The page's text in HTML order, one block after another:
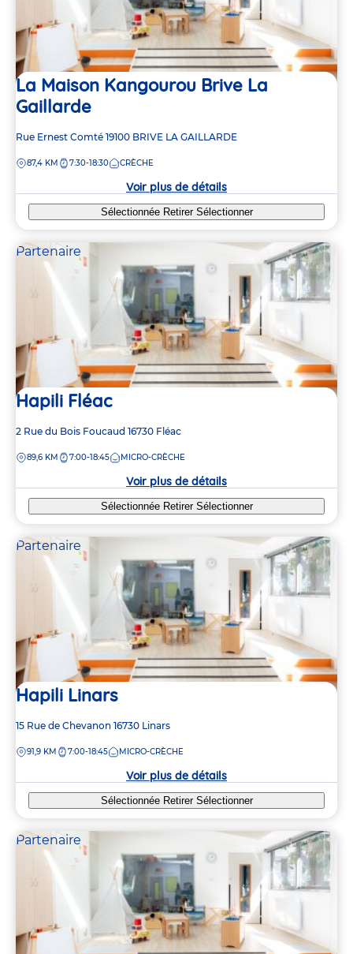
La Maison Kangourou Brive La
Gaillarde
Adresse
la
Rue Ernest Comté 19100 BRIVE LA GAILLARDE
DISTANCE
87,4 KM 7:30-18:30 CRÈCHE
Voir plus de détails
Sélectionnée Retirer Sélectionner
Partenaire
Hapili Fléac
Adresse
la
2 Rue du Bois Foucaud 16730 Fléac
DISTANCE
89,6 KM 7:00-18:45 MICRO-CRÈCHE
Voir plus de détails
Sélectionnée Retirer Sélectionner
Partenaire
Hapili Linars
Adresse
la
15 Rue de Chevanon 16730 Linars
DISTANCE
91,9 KM 7:00-18:45 MICRO-CRÈCHE
Voir plus de détails
Sélectionnée Retirer Sélectionner
Partenaire